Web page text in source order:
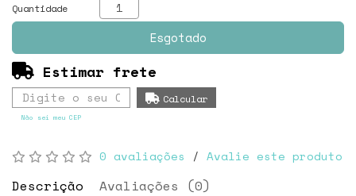
Quantidade
Esgotado
Estimar frete
Não sei meu CEP
0 avaliações / Avalie este produto
Descrição Avaliações (0)